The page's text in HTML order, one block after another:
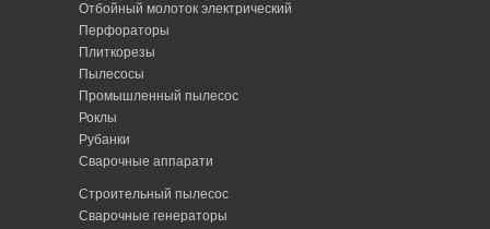
Отбойный молоток электрический
Перфораторы
Плиткорезы
Пылесосы
Промышленный пылесос
Роклы
Рубанки
Сварочные аппарати
Строительный пылесос
Сварочные генераторы